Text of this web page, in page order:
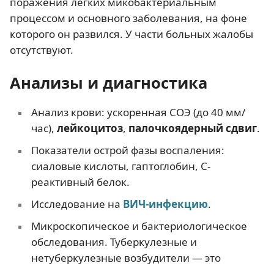
процессом и основного заболевания, на фоне
которого он развился. У части больных жалобы
отсутствуют.
Анализы и диагностика
Анализ крови: ускоренная СОЭ (до 40 мм/
час), лейкоцитоз, палочкоядерный сдвиг.
Показатели острой фазы воспаления:
сиаловые кислоты, гаптоглобин, С-
реактивный белок.
Исследование на ВИЧ-инфекцию.
Микроскопическое и бактериологическое
обследования. Туберкулезные и
нетуберкулезные возбудители — это